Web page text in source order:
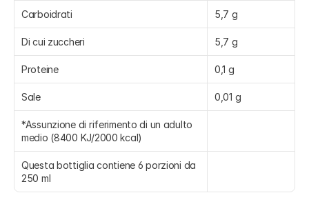
Carboidrati 5,7 g
Di cui zuccheri 5,7 g
Proteine 0,1 g
Sale 0,01 g
*Assunzione di riferimento di un adulto
medio (8400 KJ/2000 kcal)
Questa bottiglia contiene 6 porzioni da
250 ml